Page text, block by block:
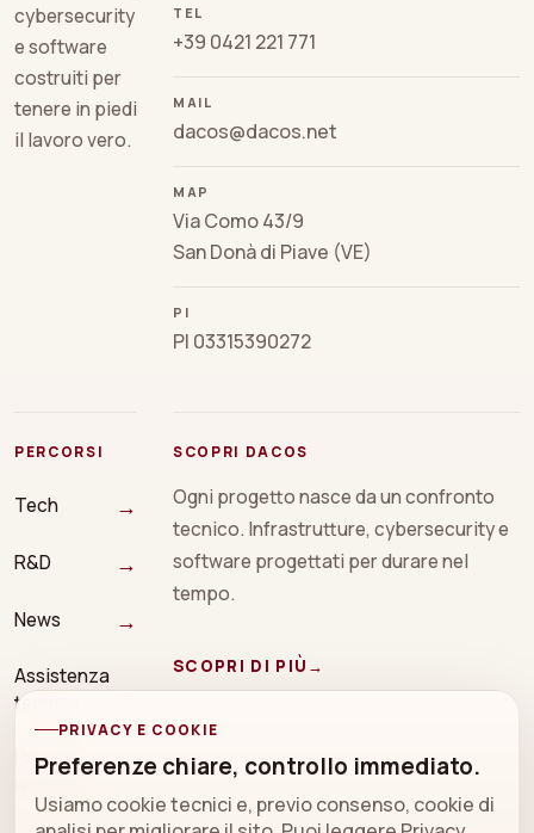
cybersecurity
e software
costruiti per
tenere in piedi
il lavoro vero.
TEL
+39 0421 221 771
MAIL
dacos@dacos.net
MAP
Via Como 43/9
San Donà di Piave (VE)
PI
PI 03315390272
PERCORSI
Tech →
R&D →
News →
Assistenza
tecnica
→
Prenota
→
SCOPRI DACOS
Ogni progetto nasce da un confronto
tecnico. Infrastrutture, cybersecurity e
software progettati per durare nel
tempo.
SCOPRI DI PIÙ →
PRIVACY E COOKIE
Preferenze chiare, controllo immediato.
Usiamo cookie tecnici e, previo consenso, cookie di